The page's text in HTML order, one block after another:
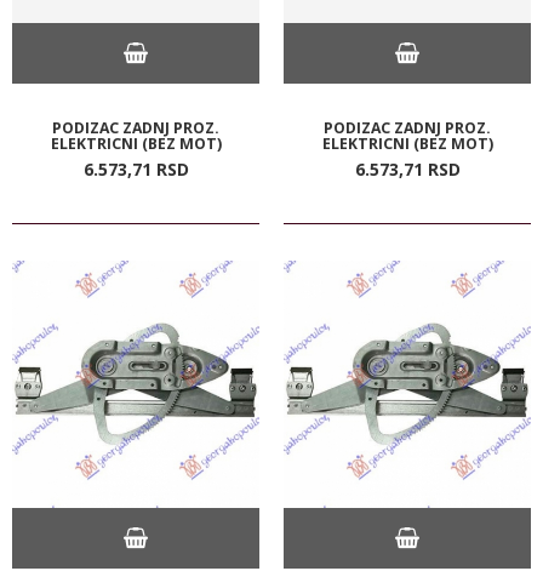
PODIZAC ZADNJ PROZ.
ELEKTRICNI (BEZ MOT)
6.573,71 RSD
PODIZAC ZADNJ PROZ.
ELEKTRICNI (BEZ MOT)
6.573,71 RSD